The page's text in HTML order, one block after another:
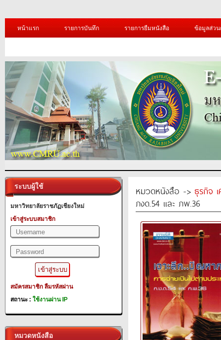
หน้าแรก รายการบันทึก รายการยืมหนังสือ ข้อมูลส่ว
ระบบผู้ใช้
มหาวิทยาลัยราชภัฏเชียงใหม่
เข้าสู่ระบบสมาชิก
สมัครสมาชิก ลืมรหัสผ่าน
สถานะ : ใช้งานผ่าน IP
หมวดหนังสือ
หมวดหนังสือ -> ธุรกิจ
ภงด.54 และ ภพ.36